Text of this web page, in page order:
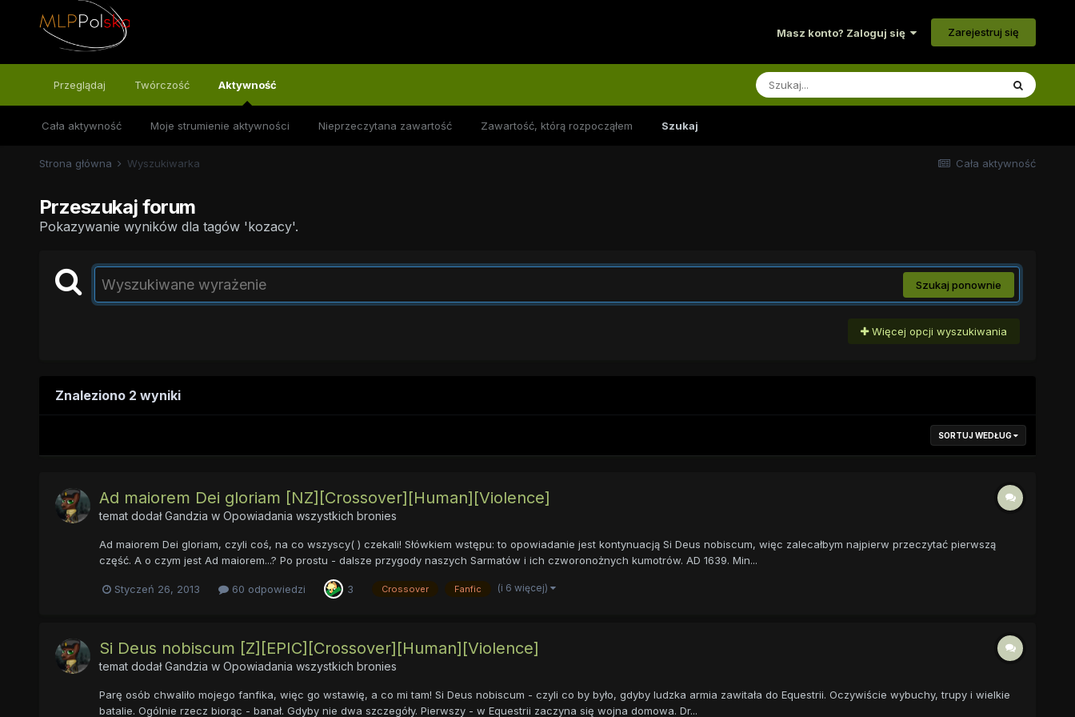
Masz konto? Zaloguj się Zarejestruj się
Przeglądaj Twórczość Aktywność
Cała aktywność Moje strumienie aktywności Nieprzeczytana zawartość Zawartość, którą rozpocząłem Szukaj
Cała aktywność
Strona główna Wyszukiwarka
Przeszukaj forum
Pokazywanie wyników dla tagów 'kozacy'.
Szukaj ponownie
Więcej opcji wyszukiwania
Znaleziono 2 wyniki
SORTUJ WEDŁUG
Ad maiorem Dei gloriam [NZ][Crossover][Human][Violence]
temat dodałGandzia w Opowiadania wszystkich bronies
Ad maiorem Dei gloriam, czyli coś, na co wszyscy( ) czekali! Słówkiem wstępu: to opowiadanie jest kontynuacją Si Deus nobiscum, więc zalecałbym najpierw przeczytać pierwszą
część. A o czym jest Ad maiorem...? Po prostu - dalsze przygody naszych Sarmatów i ich czworonożnych kumotrów. AD 1639. Min...
Styczeń 26, 2013 60 odpowiedzi 3 Crossover Fanfic (i 6 więcej)
Si Deus nobiscum [Z][EPIC][Crossover][Human][Violence]
temat dodałGandzia w Opowiadania wszystkich bronies
Parę osób chwaliło mojego fanfika, więc go wstawię, a co mi tam! Si Deus nobiscum - czyli co by było, gdyby ludzka armia zawitała do Equestrii. Oczywiście wybuchy, trupy i wielkie
batalie. Ogólnie rzecz biorąc - banał. Gdyby nie dwa szczegóły. Pierwszy - w Equestrii zaczyna się wojna domowa. Dr...